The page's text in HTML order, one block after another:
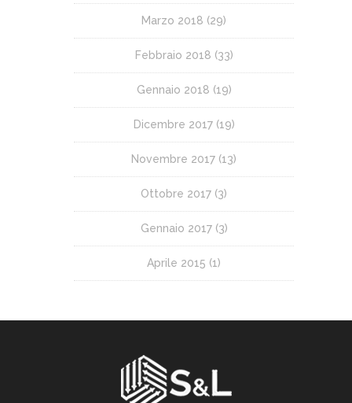
Marzo 2018 (29)
Febbraio 2018 (33)
Gennaio 2018 (19)
Dicembre 2017(19)
Novembre 2017 (13)
Ottobre 2017 (3)
Gennaio 2017(3)
Aprile 2015 (1)